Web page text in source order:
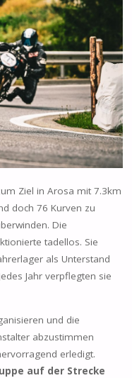
Ziel in Arosa mit 7.3km
doch 76 Kurven zu
Die
tadellos. Sie
als Unterstand
Jahr verpflegten sie
und die
abzustimmen
erledigt.
auf der Strecke